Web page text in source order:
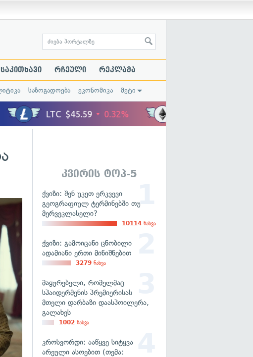
საკითხავი რჩეული რეკლამა
საზოგადოება ეკონომიკა მეტი
კვირის ტოპ-5
ქვიზი: შენ უკეთ ერკვევი
გეოგრაფიულ ტერმინებში თუ
მერვეკლასელი?
10114 ნახვა
ქვიზი: გამოიცანი ცნობილი
ადამიანი ერთი მინიშნებით
3279 ნახვა
მაყურებელი, რომელმაც
სპაიდერმენის პრემიერისას
მთელი დარბაზი დაასპოილერა,
გალახეს
1002 ნახვა
კროსვორდი: ააწყვე სიტყვა
არეული ასოებით (თემა: